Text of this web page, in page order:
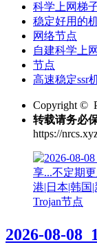
科学上网梯
稳定好用的
网络节点
自建科学上
节点
高速稳定ssr
Copyright ©
转载请务必
https://
Trojan节点
2026-08-